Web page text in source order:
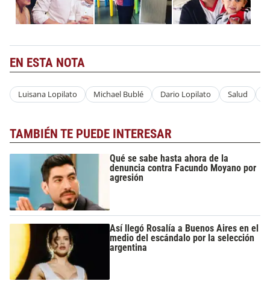
EN ESTA NOTA
Luisana Lopilato Michael Bublé Dario Lopilato Salud
TAMBIÉN TE PUEDE INTERESAR
Qué se sabe hasta ahora de la
denuncia contra Facundo Moyano por
agresión
Así llegó Rosalía a Buenos Aires en el
medio del escándalo por la selección
argentina